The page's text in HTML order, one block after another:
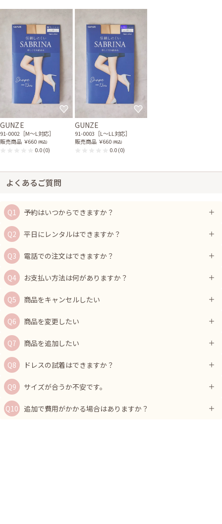
GUNZE
91-0002［M〜L対応］
販売商品 ￥660 (税込)
0.0(0)
GUNZE
91-0003［L〜LL対応］
販売商品 ￥660 (税込)
0.0(0)
よくあるご質問
予約はいつからできますか？
平日にレンタルはできますか？
電話での注文はできますか？
お支払い方法は何がありますか？
商品をキャンセルしたい
商品を変更したい
商品を追加したい
ドレスの試着はできますか？
サイズが合うか不安です。
追加で費用がかかる場合はありますか？